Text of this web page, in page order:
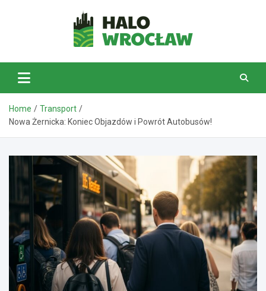
HaloWrocław.pl
Home
Transport
Nowa Żernicka: Koniec Objazdów i Powrót Autobusów!